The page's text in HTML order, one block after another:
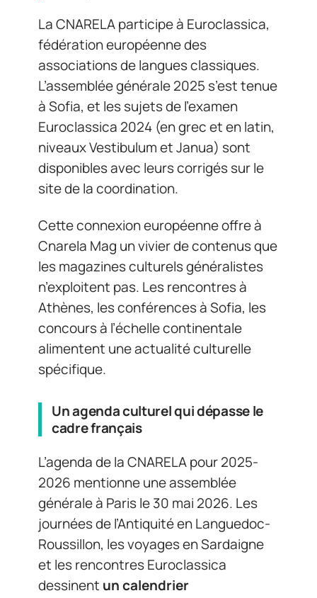
La CNARELA participe à Euroclassica,
fédération européenne des
associations de langues classiques.
L’assemblée générale 2025 s’est tenue
à Sofia, et les sujets de l’examen
Euroclassica 2024 (en grec et en latin,
niveaux Vestibulum et Janua) sont
disponibles avec leurs corrigés sur le
site de la coordination.
Cette connexion européenne offre à
Cnarela Mag un vivier de contenus que
les magazines culturels généralistes
n’exploitent pas. Les rencontres à
Athènes, les conférences à Sofia, les
concours à l’échelle continentale
alimentent une actualité culturelle
spécifique.
Un agenda culturel qui dépasse le
cadre français
L’agenda de la CNARELA pour 2025-
2026 mentionne une assemblée
générale à Paris le 30 mai 2026. Les
journées de l’Antiquité en Languedoc-
Roussillon, les voyages en Sardaigne
et les rencontres Euroclassica
dessinent un calendrier